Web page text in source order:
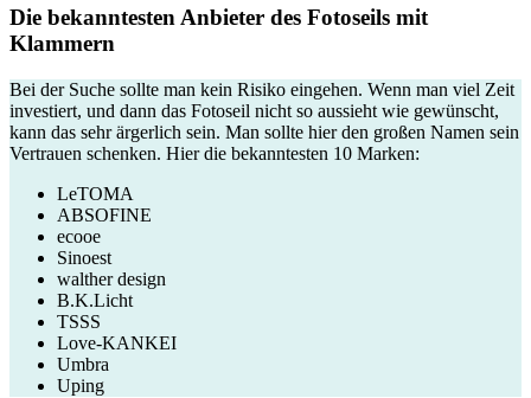
Die bekanntesten Anbieter des Fotoseils mit
Klammern
Bei der Suche sollte man kein Risiko eingehen. Wenn man viel Zeit
investiert, und dann das Fotoseil nicht so aussieht wie gewünscht,
kann das sehr ärgerlich sein. Man sollte hier den großen Namen sein
Vertrauen schenken. Hier die bekanntesten 10 Marken:
LeTOMA
ABSOFINE
ecooe
Sinoest
walther design
B.K.Licht
TSSS
Love-KANKEI
Umbra
Uping